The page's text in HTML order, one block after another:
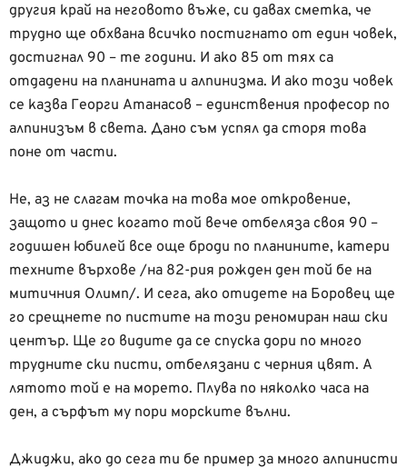
другия край на неговото въже, си давах сметка, че
трудно ще обхвана всичко постигнато от един човек,
достигнал 90 – те години. И ако 85 от тях са
отдадени на планината и алпинизма. И ако този човек
се казва Георги Атанасов – единствения професор по
алпинизъм в света. Дано съм успял да сторя това
поне от части.
Не, аз не слагам точка на това мое откровение,
защото и днес когато той вече отбеляза своя 90 –
годишен юбилей все още броди по планините, катери
техните върхове /на 82-рия рожден ден той бе на
митичния Олимп/. И сега, ако отидете на Боровец ще
го срещнете по пистите на този реномиран наш ски
център. Ще го видите да се спуска дори по много
трудните ски писти, отбелязани с черния цвят. А
лятото той е на морето. Плува по няколко часа на
ден, а сърфът му пори морските вълни.
Джиджи, ако до сега ти бе пример за много алпинисти